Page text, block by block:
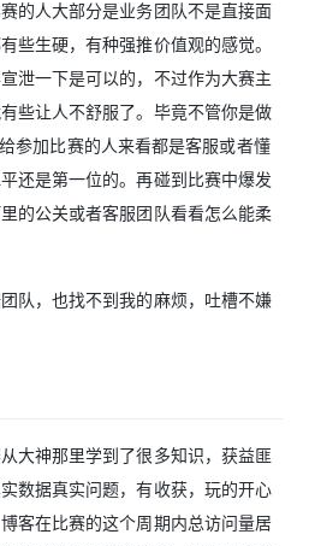
的人大部分是业务团队不是直接面
些生硬，有种强推价值观的感觉。
泄一下是可以的，不过作为大赛主
些让人不舒服了。毕竟不管你是做
加比赛的人来看都是客服或者懂
还是第一位的。再碰到比赛中爆发
的公关或者客服团队看看怎么能柔
队，也找不到我的麻烦，吐槽不嫌
大神那里学到了很多知识，获益匪
数据真实问题，有收获，玩的开心
客在比赛的这个周期内总访问量居